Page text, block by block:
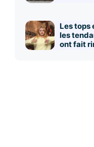
Les tops
les
ont fait